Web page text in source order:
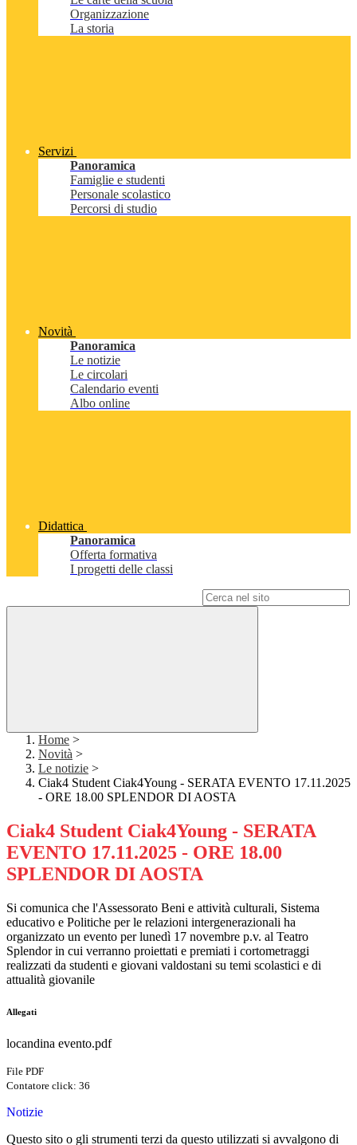
Organizzazione
La storia
Servizi
Panoramica
Famiglie e studenti
Personale scolastico
Percorsi di studio
Novità
Panoramica
Le notizie
Le circolari
Calendario eventi
Albo online
Didattica
Panoramica
Offerta formativa
I progetti delle classi
Home >
Novità >
Le notizie >
Ciak4 Student Ciak4Young - SERATA EVENTO 17.11.2025
- ORE 18.00 SPLENDOR DI AOSTA
Ciak4 Student Ciak4Young - SERATA
EVENTO 17.11.2025 - ORE 18.00
SPLENDOR DI AOSTA
Si comunica che l'Assessorato Beni e attività culturali, Sistema
educativo e Politiche per le relazioni intergenerazionali ha
organizzato un evento per lunedì 17 novembre p.v. al Teatro
Splendor in cui verranno proiettati e premiati i cortometraggi
realizzati da studenti e giovani valdostani su temi scolastici e di
attualità giovanile
Allegati
locandina evento.pdf
File PDF
Contatore click: 36
Notizie
Questo sito o gli strumenti terzi da questo utilizzati si avvalgono di